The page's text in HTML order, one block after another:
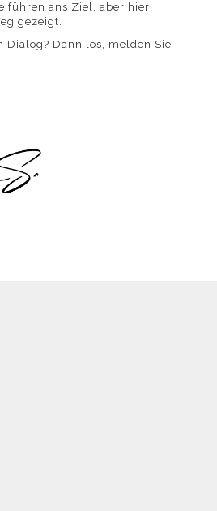
führen ans Ziel, aber hier
gezeigt.
Dialog? Dann los, melden Sie